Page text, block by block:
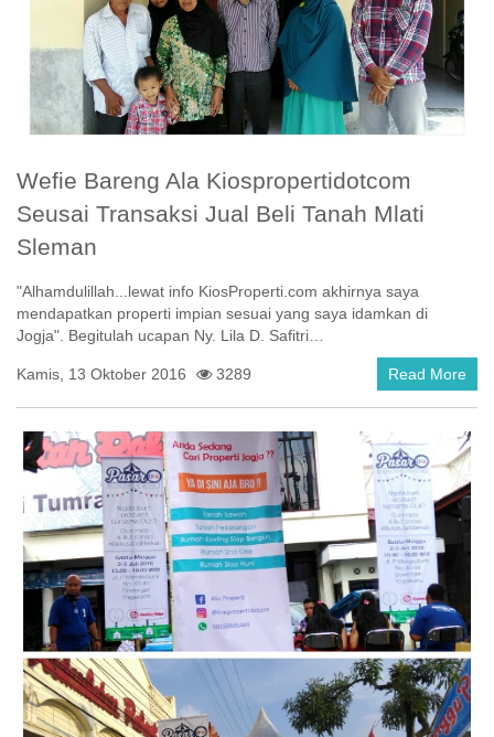
Wefie Bareng Ala Kiospropertidotcom
Seusai Transaksi Jual Beli Tanah Mlati
Sleman
"Alhamdulillah...lewat info KiosProperti.com akhirnya saya
mendapatkan properti impian sesuai yang saya idamkan di
Jogja". Begitulah ucapan Ny. Lila D. Safitri…
Kamis, 13 Oktober 2016 3289 Read More